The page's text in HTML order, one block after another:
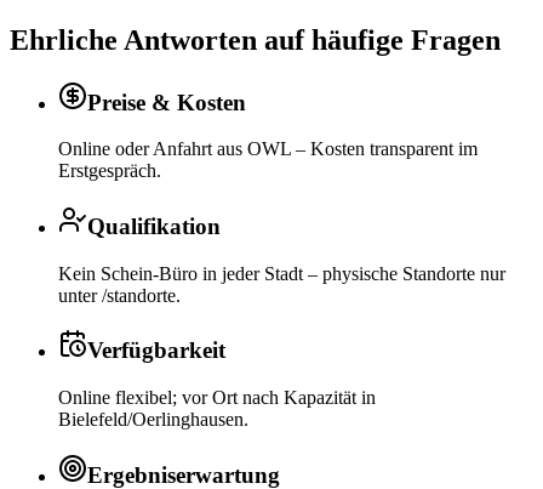
Ehrliche Antworten auf häufige Fragen
Preise & Kosten
Online oder Anfahrt aus OWL – Kosten transparent im
Erstgespräch.
Qualifikation
Kein Schein-Büro in jeder Stadt – physische Standorte nur
unter /standorte.
Verfügbarkeit
Online flexibel; vor Ort nach Kapazität in
Bielefeld/Oerlinghausen.
Ergebniserwartung